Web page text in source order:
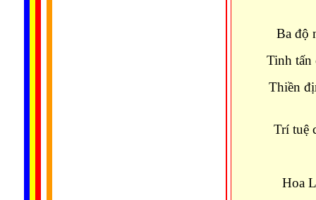
Ba độ
Tinh tấn
Thiền
Trí tuệ
Hoa